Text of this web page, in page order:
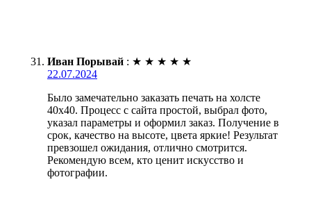
Иван Порывай : ★ ★ ★ ★ ★
22.07.2024
Было замечательно заказать печать на холсте
40х40. Процесс с сайта простой, выбрал фото,
указал параметры и оформил заказ. Получение в
срок, качество на высоте, цвета яркие! Результат
превзошел ожидания, отлично смотрится.
Рекомендую всем, кто ценит искусство и
фотографии.